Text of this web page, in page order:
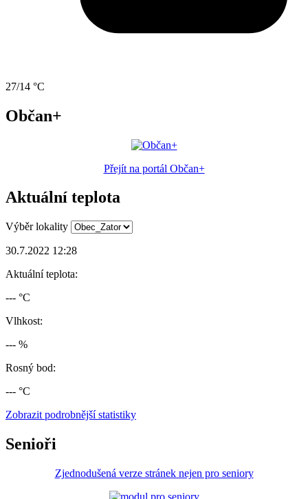
27/14 °C
Občan+
Přejít na portál Občan+
Aktuální teplota
Výběr lokality
30.7.2022 12:28
Aktuální teplota:
--- °C
Vlhkost:
--- %
Rosný bod:
--- °C
Zobrazit podrobnější statistiky
Senioři
Zjednodušená verze stránek nejen pro seniory